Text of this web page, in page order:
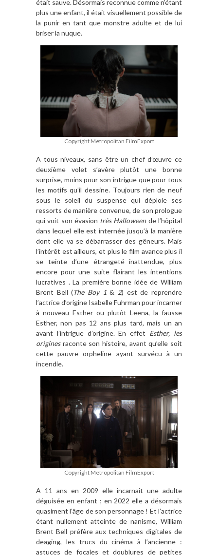
était sauve. Désormais reconnue comme n’étant
plus une enfant, il était visuellement possible de
la punir en tant que monstre adulte et de lui
briser la nuque.
Copyright Metropolitan FilmExport
A tous niveaux, sans être un chef d’œuvre ce
deuxième volet s’avère plutôt une bonne
surprise, moins pour son intrigue que pour tous
les motifs qu’il dessine. Toujours rien de neuf
sous le soleil du suspense qui déploie ses
ressorts de manière convenue, de son prologue
qui voit son évasion très Halloweende l’hôpital
dans lequel elle est internée jusqu’à la manière
dont elle va se débarrasser des gêneurs. Mais
l’intérêt est ailleurs, et plus le film avance plus il
se teinte d’une étrangeté inattendue, plus
encore pour une suite flairant les intentions
lucratives . La première bonne idée de William
Brent Bell (The Boy 1& 2) est de reprendre
l’actrice d’origine Isabelle Fuhrman pour incarner
à nouveau Esther ou plutôt Leena, la fausse
Esther, non pas 12 ans plus tard, mais un an
avant l’intrigue d’origine. En effet Esther, les
originesraconte son histoire, avant qu’elle soit
cette pauvre orpheline ayant survécu à un
incendie.
Copyright Metropolitan FilmExport
A 11 ans en 2009 elle incarnait une adulte
déguisée en enfant ; en 2022 elle a désormais
quasiment l’âge de son personnage ! Et l’actrice
étant nullement atteinte de nanisme, William
Brent Bell préfère aux techniques digitales de
deaging, les trucs du cinéma à l’ancienne :
astuces de focales et doublures de petites